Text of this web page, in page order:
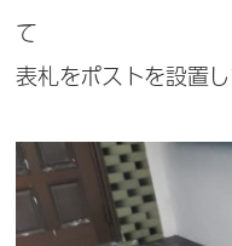
て
表札をポストを設置し